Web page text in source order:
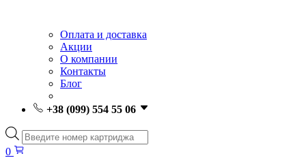
Оплата и доставка
Акции
О компании
Контакты
Блог
+38 (099) 554 55 06
Поиск
товаров
0